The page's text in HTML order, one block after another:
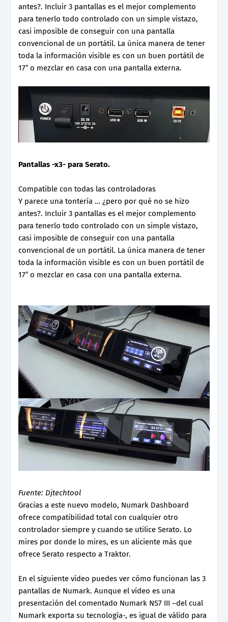
antes?. Incluir 3 pantallas es el mejor complemento
para tenerlo todo controlado con un simple vistazo,
casi imposible de conseguir con una pantalla
convencional de un portátil. La única manera de tener
toda la información visible es con un buen portátil de
17″ o mezclar en casa con una pantalla externa.
Pantallas -x3- para Serato.
Compatible con todas las controladoras
Y parece una tontería … ¿pero por qué no se hizo
antes?. Incluir 3 pantallas es el mejor complemento
para tenerlo todo controlado con un simple vistazo,
casi imposible de conseguir con una pantalla
convencional de un portátil. La única manera de tener
toda la información visible es con un buen portátil de
17″ o mezclar en casa con una pantalla externa.
Fuente: Djtechtool
Gracias a este nuevo modelo, Numark Dashboard
ofrece compatibilidad total con cualquier otro
controlador siempre y cuando se utilice Serato. Lo
mires por donde lo mires, es un aliciente más que
ofrece Serato respecto a Traktor.
En el siguiente vídeo puedes ver cómo funcionan las 3
pantallas de Numark. Aunque el vídeo es una
presentación del comentado Numark NS7 III –del cual
Numark exporta su tecnología-, es igual de válido para